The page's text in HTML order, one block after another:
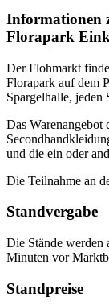
Informationen
Florapark
Der Flohmarkt
Florapark auf dem
Spargelhalle, jeden
Das Warenangebot
und die ein oder
Die Teilnahme an
Standvergabe
Die Stände werden
Minuten vor
Standpreise